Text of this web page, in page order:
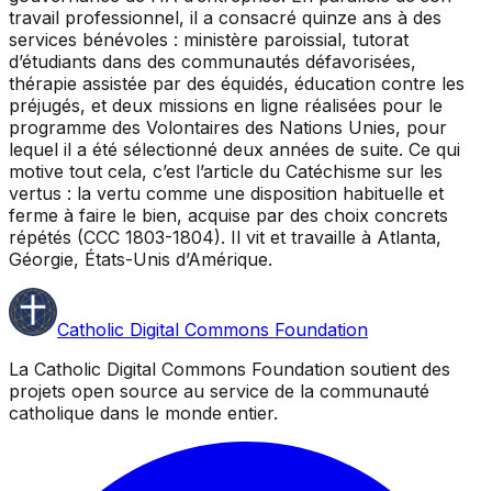
travail professionnel, il a consacré quinze ans à des
services bénévoles : ministère paroissial, tutorat
d’étudiants dans des communautés défavorisées,
thérapie assistée par des équidés, éducation contre les
préjugés, et deux missions en ligne réalisées pour le
programme des Volontaires des Nations Unies, pour
lequel il a été sélectionné deux années de suite. Ce qui
motive tout cela, c’est l’article du Catéchisme sur les
vertus : la vertu comme une disposition habituelle et
ferme à faire le bien, acquise par des choix concrets
répétés (CCC 1803-1804). Il vit et travaille à Atlanta,
Géorgie, États-Unis d’Amérique.
Catholic Digital Commons Foundation
La Catholic Digital Commons Foundation soutient des
projets open source au service de la communauté
catholique dans le monde entier.